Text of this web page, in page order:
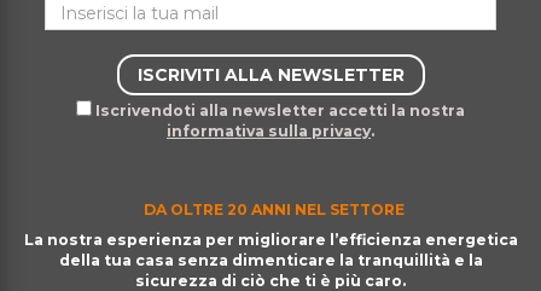
Iscrivendoti alla newsletter accetti la nostra
informativa sulla privacy.
DA OLTRE 20 ANNI NEL SETTORE
La nostra esperienza per migliorare l’efficienza energetica
della tua casa senza dimenticare la tranquillità e la
sicurezza di ciò che ti è più caro.